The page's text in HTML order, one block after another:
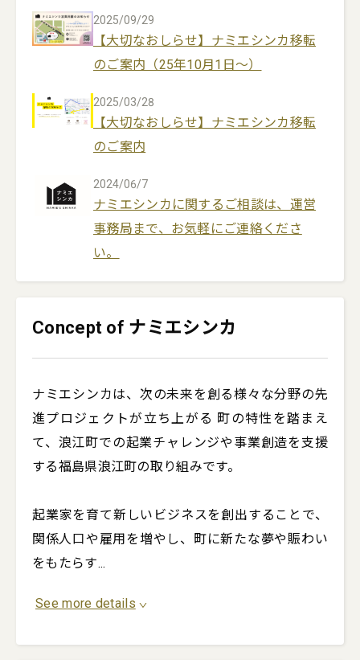
2025/09/29
【大切なおしらせ】ナミエシンカ移転
のご案内（25年10月1日～）
2025/03/28
【大切なおしらせ】ナミエシンカ移転
のご案内
2024/06/7
ナミエシンカに関するご相談は、運営
事務局まで、お気軽にご連絡くださ
い。
Concept of ナミエシンカ
ナミエシンカは、次の未来を創る様々な分野の先
進プロジェクトが立ち上がる 町の特性を踏まえ
て、浪江町での起業チャレンジや事業創造を支援
する福島県浪江町の取り組みです。
起業家を育て新しいビジネスを創出することで、
関係人口や雇用を増やし、町に新たな夢や賑わい
をもたらす...
See more details